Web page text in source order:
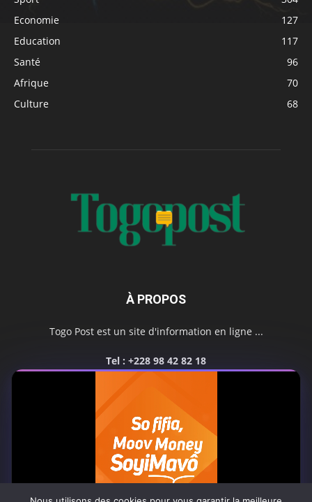
Economie
127
Education
117
Santé
96
Afrique
70
Culture
68
À PROPOS
Togo Post est un site d'information en ligne ...
Tel : +228 98 42 82 18
SUIVEZ NOUS